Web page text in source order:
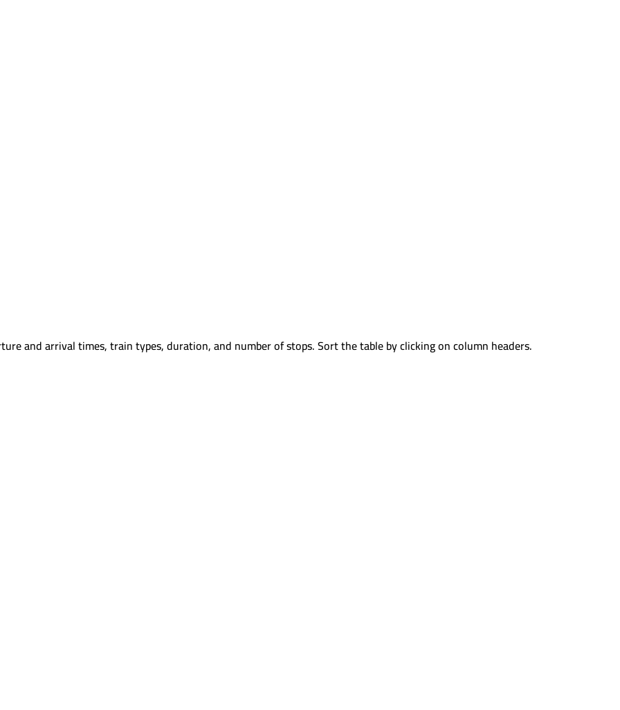
and arrival times, train types, duration, and number of stops. Sort the table by clicking on column headers.